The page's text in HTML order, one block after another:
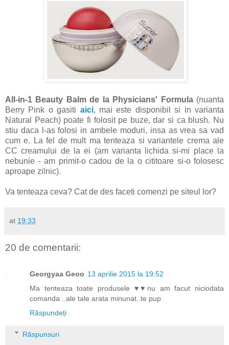
All-in-1 Beauty Balm de la Physicians' Formula(nuanta
Berry Pink o gasiti aici, mai este disponibil si in varianta
Natural Peach) poate fi folosit pe buze, dar si ca blush. Nu
stiu daca l-as folosi in ambele moduri, insa as vrea sa vad
cum e. La fel de mult ma tenteaza si variantele crema ale
CC creamului de la ei (am varianta lichida si-mi place la
nebunie - am primit-o cadou de la o cititoare si-o folosesc
aproape zilnic).
Va tenteaza ceva? Cat de des faceti comenzi pe siteul lor?
at 19:33
20 de comentarii:
Georgyaa Geoo 13 aprilie 2015 la 19:52
Ma tenteaza toate produsele ♥♥nu am facut niciodata
comanda ..ale tale arata minunat..te pup
Răspundeți
Răspunsuri